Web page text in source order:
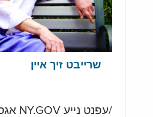
שרייבט זיך איין
/עפנט נייע NY.GOV אגסקאהאל